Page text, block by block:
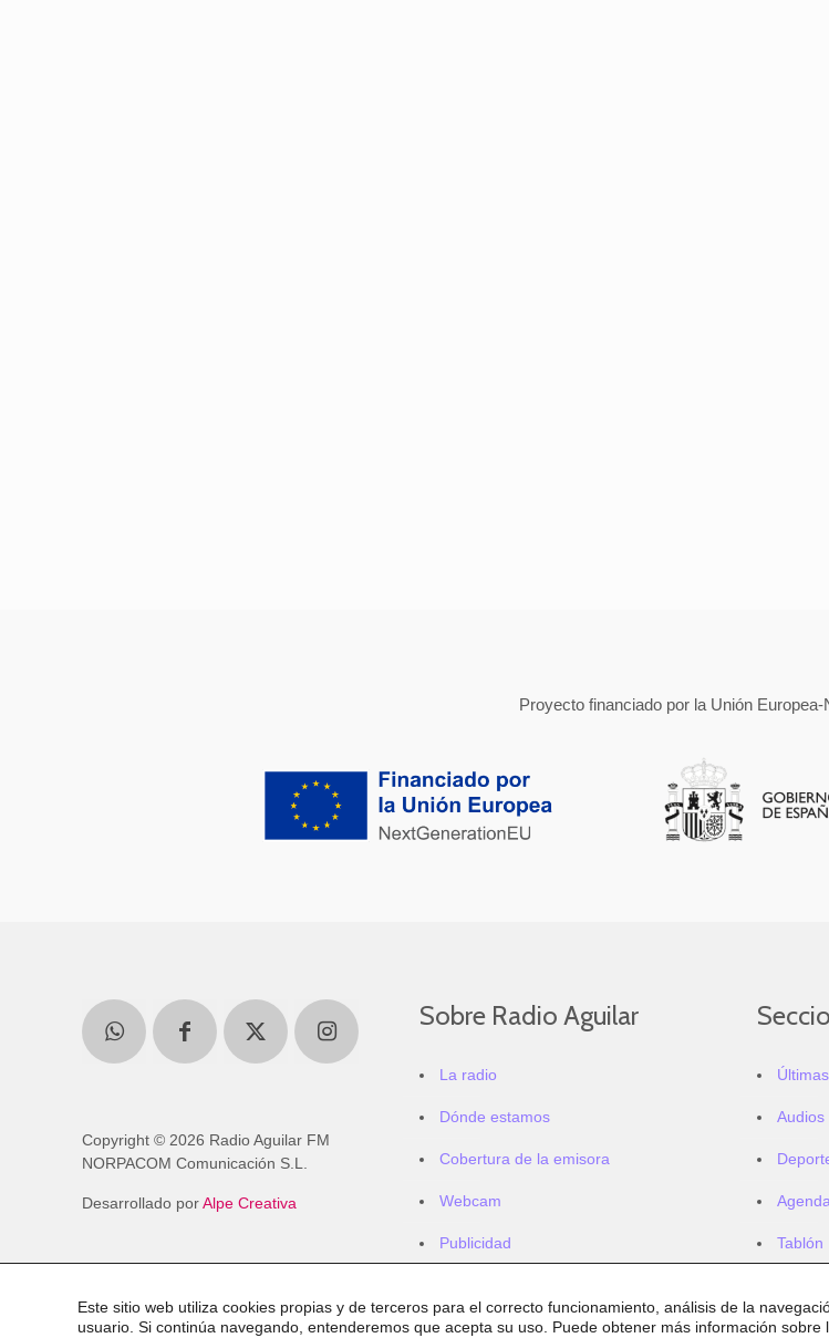
Proyecto financiado por la Unión
Copyright © 2026 Radio Aguilar FM
NORPACOM Comunicación S.L.
Desarrollado porAlpe Creativa
Sobre Radio Aguilar
La radio
Dónde estamos
Cobertura de la emisora
Webcam
Publicidad
Audios
Agenda
Tablón
Este sitio web utiliza cookies propias y de terceros para el correcto funcionamiento, análisis de la
usuario. Si continúa navegando, entenderemos que acepta su uso. Puede obtener más información sobre